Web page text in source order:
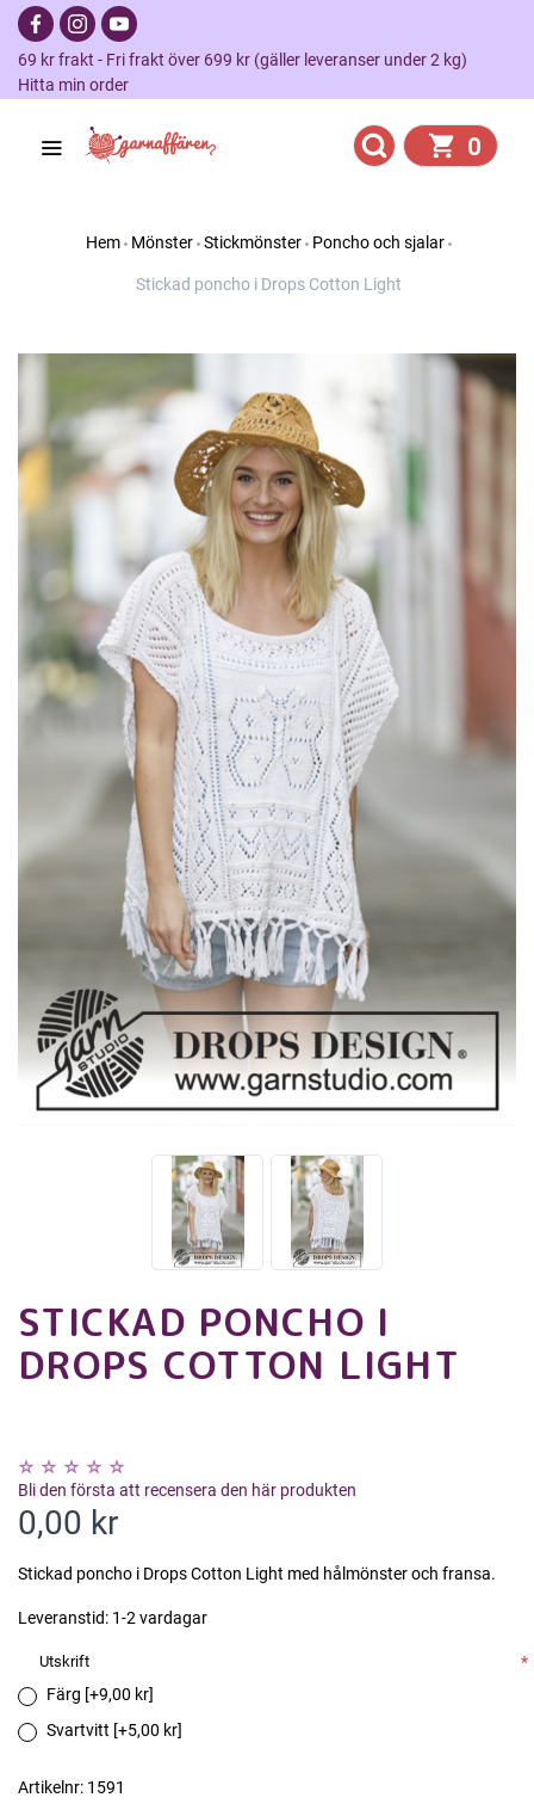
69 kr frakt - Fri frakt över 699 kr (gäller leveranser under 2 kg)
Hitta min order
0
Hem Mönster Stickmönster Poncho och sjalar
Stickad poncho i Drops Cotton Light
STICKAD PONCHO I
DROPS COTTON LIGHT
Bli den första att recensera den här produkten
0,00 kr
Stickad poncho i Drops Cotton Light med hålmönster och fransa.
Leveranstid: 1-2 vardagar
Utskrift
*
Färg [+9,00 kr]
Svartvitt [+5,00 kr]
Artikelnr: 1591